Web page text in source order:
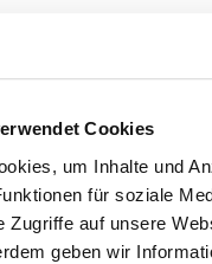
Cookies
um Inhalte und
für soziale
Zugriffe auf unsere
geben wir
steigern
steigern, neue